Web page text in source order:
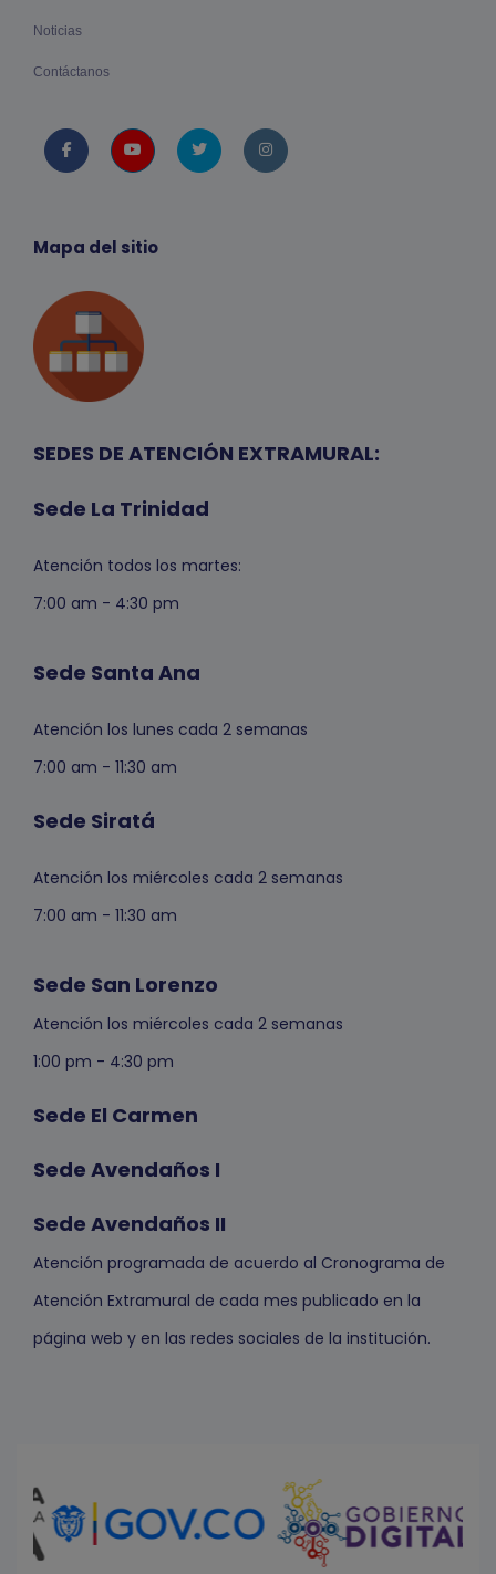
Noticias
Contáctanos
Facebook Youtubetwitter instagram
Mapa del sitio
SEDES DE ATENCIÓN EXTRAMURAL:
Sede La Trinidad
Atención todos los martes:
7:00 am - 4:30 pm
Sede Santa Ana
Atención los lunes cada 2 semanas
7:00 am - 11:30 am
Sede Siratá
Atención los miércoles cada 2 semanas
7:00 am - 11:30 am
Sede San Lorenzo
Atención los miércoles cada 2 semanas
1:00 pm - 4:30 pm
Sede El Carmen
Sede Avendaños I
Sede Avendaños II
Atención programada de acuerdo al Cronograma de
Atención Extramural de cada mes publicado en la
página web y en las redes sociales de la institución.